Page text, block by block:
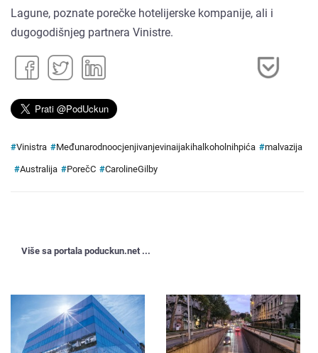
Lagune, poznate porečke hotelijerske kompanije, ali i
dugogodišnjeg partnera Vinistre.
#Vinistra #Međunarodnoocjenjivanjevinaijakihalkoholnihpića #malvazija
#Australija #PorečC #CarolineGilby
Više sa portala poduckun.net ...